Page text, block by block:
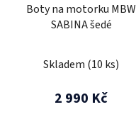
Boty na motorku MBW
SABINA šedé
Skladem (10 ks)
2 990 Kč